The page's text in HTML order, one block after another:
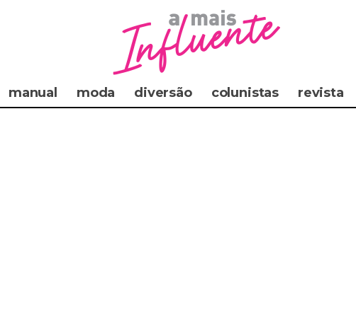
manual moda diversão colunistas revista